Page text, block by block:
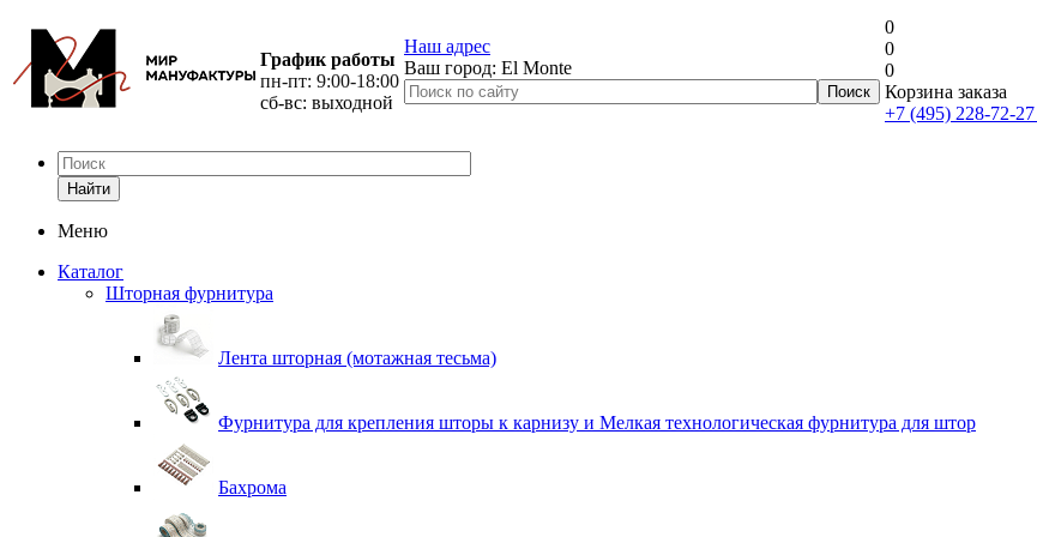
График работы
пн-пт: 9:00-18:00
сб-вс: выходной
Наш адрес
Ваш город: El Monte
0
0
0
Корзина заказа
+7 (495) 228-72-27
Найти
Меню
Каталог
Шторная фурнитура
Лента шторная (мотажная тесьма)
Фурнитура для крепления шторы к карнизу и Мелкая технологическая фурнитура для штор
Бахрома